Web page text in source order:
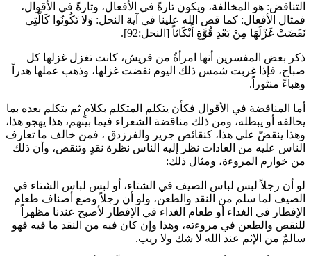
التناقض: هو المخالفة، ويكون تارةً في الأفعال، وتارةً في الأقوال،
فمثال الأفعال: كما قص الله علينا في آية النحل: وَلا تَكُونُوا كَالَّتِي
نَقَضَتْ غَزْلَهَا مِنْ بَعْدِ قُوَّةٍ أَنْكَاثاً [النحل:92].
ذكر بعض المفسرين أنها امرأةٌ من قريش، كانت تغزل غزلها كل
صباح، فإذا غربت شمس ذلك اليوم نقضت غزلها، وذهب عملها هدراً
وهباءً منثوراً.
أما المناقضة في الأقوال فكأن يتكلم المتكلم بكلامٍ ثم يتكلم بعده بما
يخالفه أو يبطله، ومن ذلك مناقضة الشعراء فيما بينهم، هذا يهجو هذا،
وهذا ينقضّ على هذا، كنقائض جرير و الفرزدق ، فمن خالف ما تعارف
الناس عليه من العادات نظر إليه الناس نظرة نقدٍ وتنقص، وأن ذلك
من خوارم المروءة، ومثال ذلك:
لو أن رجلاً لبس لباس الصيف في الشتاء، أو لبس لباس الشتاء في
الصيف لما سلم من النقد والطعن، ولو أن رجلاً وضع أصناف طعام
الإفطار في الغداء أو طعام الغداء في الإفطار لأصبح عندنا مظهراً
للنقص والطعن في مروءته، وهذا وإن كان فيه من النقد ما فيه فهو
سالمٌ من الإثم عند الله لا شك ولا ريب.